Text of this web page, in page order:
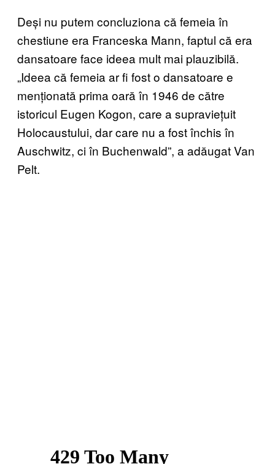
Deși nu putem concluziona că femeia în
chestiune era Franceska Mann, faptul că era
dansatoare face ideea mult mai plauzibilă.
„Ideea că femeia ar fi fost o dansatoare e
menționată prima oară în 1946 de către
istoricul Eugen Kogon, care a supraviețuit
Holocaustului, dar care nu a fost închis în
Auschwitz, ci în Buchenwald”, a adăugat Van
Pelt.